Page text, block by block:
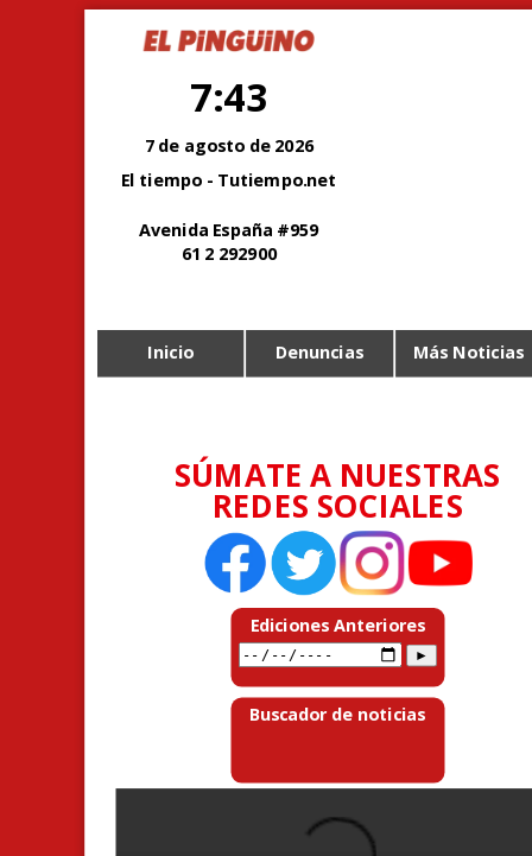
7:43
7 de agosto de 2026
El tiempo - Tutiempo.net
Avenida España #959
61 2 292900
Inicio Denuncias Más Noticias
SÚMATE A NUESTRAS
REDES SOCIALES
Ediciones Anteriores
Buscador de noticias